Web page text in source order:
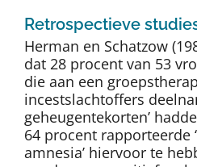
Retrospectieve
Herman en Schatzow
dat 28 procent van 53
die aan een
incestslachtoffers
geheugentekorten’
64 procent rapporteerde
amnesia’ hiervoor te